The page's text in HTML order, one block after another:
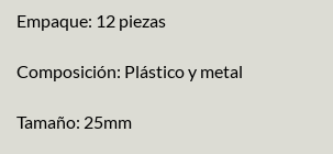
Empaque: 12 piezas
Composición: Plástico y metal
Tamaño: 25mm